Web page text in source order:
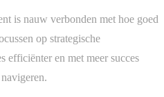
is nauw verbonden met hoe goed
op strategische
efficiënter en met meer succes